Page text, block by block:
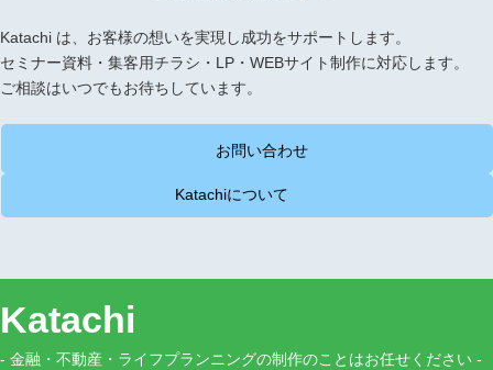
Katachi は、お客様の想いを実現し成功をサポートします。
セミナー資料・集客用チラシ・LP・WEBサイト制作に対応します。
ご相談はいつでもお待ちしています。
お問い合わせ
Katachiについて
Katachi
- 金融・不動産・ライフプランニングの制作のことはお任せください -